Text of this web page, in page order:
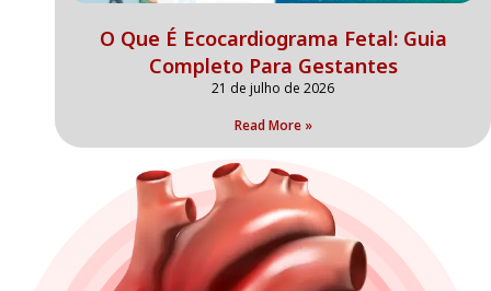
O Que É Ecocardiograma Fetal: Guia
Completo Para Gestantes
21 de julho de 2026
Read More »